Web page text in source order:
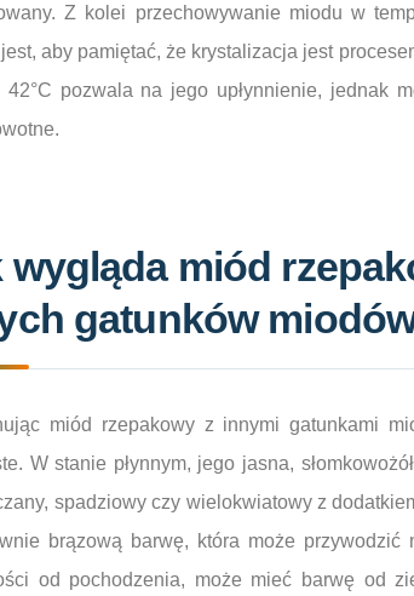
Z kolei przechowywanie miodu w
aby pamiętać, że krystalizacja jest
42°C pozwala na jego upłynnienie, jednak
wygląda miód
gatunków
miód rzepakowy z innymi gatunkami
W stanie płynnym, jego jasna,
spadziowy czy wielokwiatowy z
brązową barwę, która może
od pochodzenia, może mieć barwę od